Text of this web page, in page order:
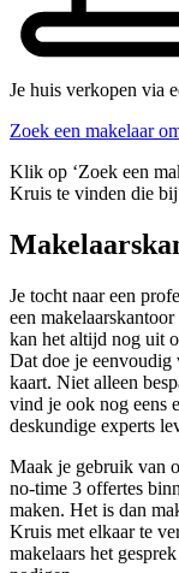
Je huis verkopen via
Zoek een makelaar
Klik op ‘Zoek een
Kruis te vinden die bij
Je tocht naar een
een
kan het altijd nog uit
Dat doe je eenvoudig
kaart. Niet alleen
vind je ook nog eens
deskundige experts
Maak je gebruik van
no-time 3 offertes
maken. Het is dan
Kruis met elkaar te
makelaars het